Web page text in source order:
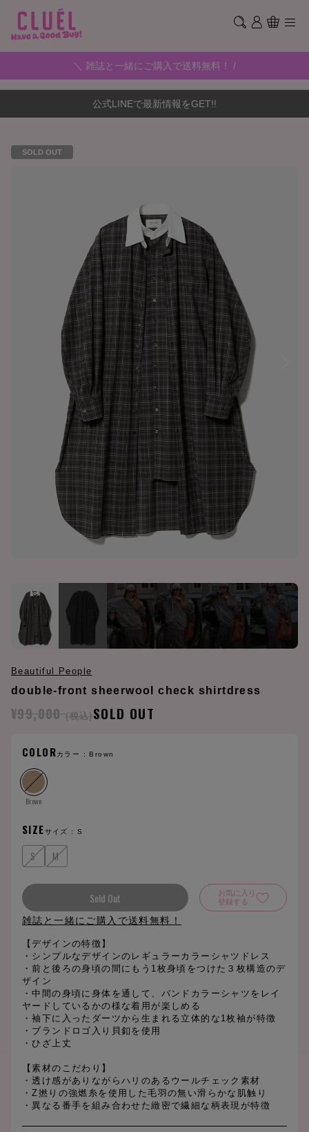
＼ 雑誌と一緒にご購入で送料無料！ /
公式LINEで最新情報をGET!!
SOLD OUT
Beautiful People
double-front sheerwool check shirtdress
¥99,000 (税込)SOLD OUT
COLORカラー : Brown
Brown
SIZEサイズ :S
S M
Sold Out
お気に入り
登録する
雑誌と一緒にご購入で送料無料！
【デザインの特徴】
・シンプルなデザインのレギュラーカラーシャツドレス
・前と後ろの身頃の間にもう1枚身頃をつけた３枚構造のデ
ザイン
・中間の身頃に身体を通して、バンドカラーシャツをレイ
ヤードしているかの様な着用が楽しめる
・袖下に入ったダーツから生まれる立体的な1枚袖が特徴
・ブランドロゴ入り貝釦を使用
・ひざ上丈
【素材のこだわり】
・透け感がありながらハリのあるウールチェック素材
・Z撚りの強燃糸を使用した毛羽の無い滑らかな肌触り
・異なる番手を組み合わせた緻密で繊細な柄表現が特徴